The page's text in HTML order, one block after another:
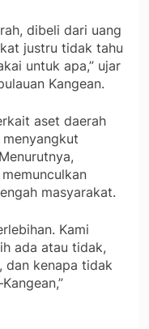
dibeli dari uang
justru tidak tahu
untuk apa,” ujar
Kangean.
aset daerah
masyarakat.
Kami
ada atau tidak,
dan kenapa tidak